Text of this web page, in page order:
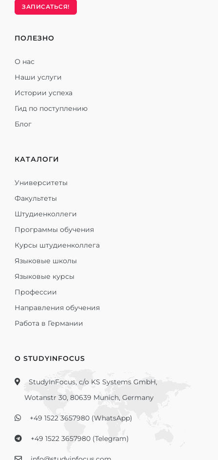
ЗАПИСАТЬСЯ!
ПОЛЕЗНО
О нас
Наши услуги
Истории успеха
Гид по поступлению
Блог
КАТАЛОГИ
Университеты
Факультеты
Штудиенколлеги
Программы обучения
Курсы штудиенколлега
Языковые школы
Языковые курсы
Профессии
Направления обучения
Работа в Германии
О STUDYINFOCUS
StudyInFocus, c/o KS Systems GmbH,
Wotanstr 30, 80639 Munich, Germany
+49 1522 3657980 (WhatsApp)
+49 1522 3657980 (Telegram)